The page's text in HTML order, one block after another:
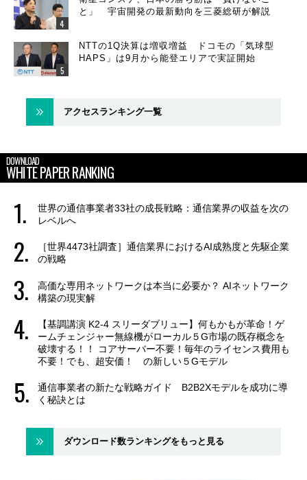
と」 宇宙開発の最新動向を三菱総研が解説
NTTの1Q決算は増収増益 ドコモの「気球型
HAPS」は9月から能登エリアで実証開始
アクセスランキング一覧
DOWNLOAD
WHITE PAPER RANKING
世界の通信事業者33社の成長戦略：通信業界の収益を次の
レベルへ
［世界4473社調査］通信業界におけるAI成熟度と先駆企業
の戦略
高価な専用ネットワークは本当に必要か？ AIネットワーク
構築の現実解
【基調講演 K2-4 スリーダブリュー】何もかもが革命！ゲ
ームチェンジャー無線機がローカル５G市場の既存概念を
破壊する！！ コアサーバー不要！毎年のライセンス費用も
不要！でも、超安価！ の新しい５Gモデル
通信事業者の新たな戦略ガイド B2B2Xモデルを成功に導
く秘訣とは
ダウンロード数ランキングをもっと見る